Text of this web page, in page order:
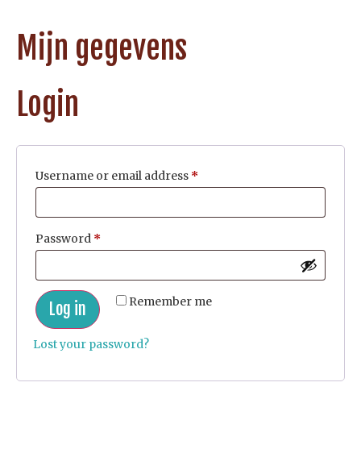
Mijn gegevens
Login
Username or email address *
Password *
Remember me
Log in
Lost your password?